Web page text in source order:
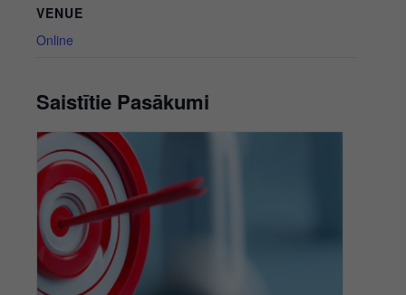
VENUE
Online
Saistītie Pasākumi